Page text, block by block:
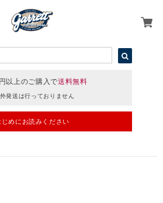
以上のご購入で送料無料
発送は行っておりません
じめにお読みください